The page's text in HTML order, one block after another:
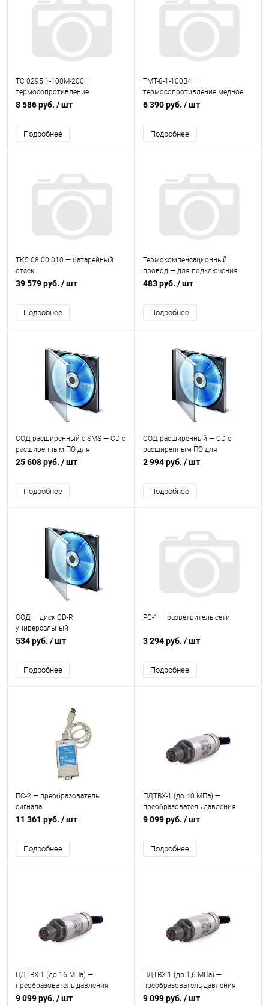
ТС 0295.1-100М-200 —
термосопротивление
платиновое
8 586 руб. / шт
Подробнее
ТМТ-8-1-100В4 —
термосопротивление медное
6 390 руб. / шт
Подробнее
ТК5.08.00.010 — батарейный
отсек
39 579 руб. / шт
Подробнее
Термокомпенсационный
провод — для подключения
внешней термопары (цена за 1
483 руб. / шт
Подробнее
СОД расширенный с SMS — СD с
расширенным ПО для
сигнализации и визуализации
SMS оповещением
25 608 руб. / шт
Подробнее
СОД расширенный — СD с
расширенным ПО для
сигнализации и визуализации
2 994 руб. / шт
Подробнее
СОД — диск CD-R
универсальный
534 руб. / шт
Подробнее
РС-1 — разветвитель сети
3 294 руб. / шт
Подробнее
ПС-2 — преобразователь
сигнала
11 361 руб. / шт
Подробнее
ПДТВХ-1 (до 40 МПа) —
преобразователь давления
9 099 руб. / шт
Подробнее
ПДТВХ-1 (до 16 МПа) —
преобразователь давления
9 099 руб. / шт
ПДТВХ-1 (до 1,6 МПа) —
преобразователь давления
9 099 руб. / шт